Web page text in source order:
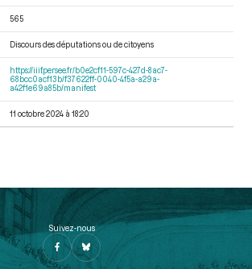
565
Discours des députations ou de citoyens
https://iiif.persee.fr/b0e2cf11-597c-427d-8ac7-
68bcc0acf13b/f37622ff-0040-4f5a-a29a-
a42f1e69a85b/manifest
11 octobre 2024 à 18:20
Suivez-nous